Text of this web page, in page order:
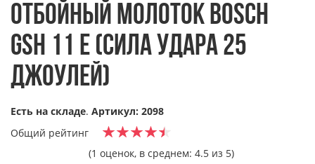
ОТБОЙНЫЙ МОЛОТОК BOSCH
GSH 11 E (СИЛА УДАРА 25
ДЖОУЛЕЙ)
Есть на складе. Артикул: 2098
Общий рейтинг
(1 оценок, в среднем: 4.5 из 5)